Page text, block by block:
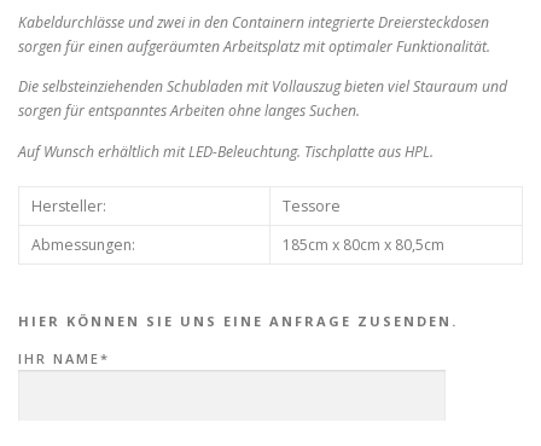
Kabeldurchlässe und zwei inden Containern integrierte Dreiersteckdosen
sorgen für einen aufgeräumten Arbeitsplatzmit optimaler Funktionalität.
Dieselbsteinziehenden Schubladen mit Vollauszugbieten viel Stauraum und
sorgen fürentspanntes Arbeiten ohne langes Suchen.
Auf Wunsch erhältlich mit LED-Beleuchtung. Tischplatte aus HPL.
Hersteller:
Tessore
Abmessungen:
185cm x 80cm x 80,5cm
HIER KÖNNEN SIE UNS EINE ANFRAGE ZUSENDEN.
IHR NAME*